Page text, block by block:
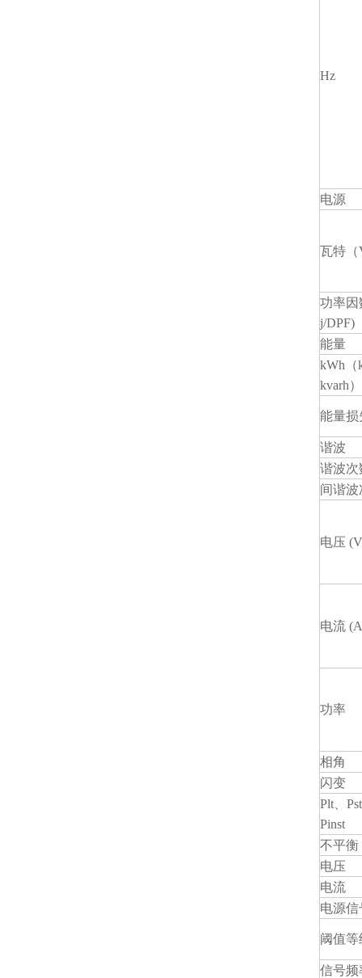
Hz
电源
瓦特（
功率因
j/DPF)
能量
kWh（
kvarh）
能量损
谐波
谐波次
间谐波
电压
电流
功率
相角
闪变
Plt、
Pinst
不平衡
电压
电流
电源信
阈值等
信号频